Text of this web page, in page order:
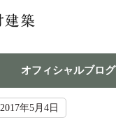
オフィシャルブログ
2017年5月4日